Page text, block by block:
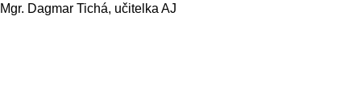
Mgr. Dagmar Tichá, učitelka AJ